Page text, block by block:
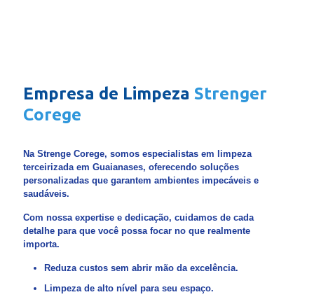
Empresa de Limpeza Strenger
Corege
Na Strenge Corege, somos especialistas em limpeza
terceirizada em Guaianases, oferecendo soluções
personalizadas que garantem ambientes impecáveis e
saudáveis.
Com nossa expertise e dedicação, cuidamos de cada
detalhe para que você possa focar no que realmente
importa.
Reduza custos sem abrir mão da excelência.
Limpeza de alto nível para seu espaço.